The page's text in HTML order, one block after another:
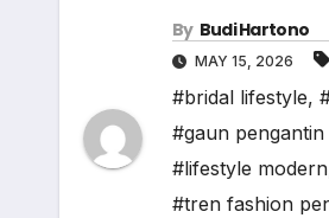
By Budi Hartono
MAY 15, 2026
#bridal lifestyle,
#gaun
#lifestyle modern
#tren fashion